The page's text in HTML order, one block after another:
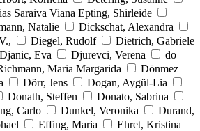
Saraiva Viana Epting, Shirleide
Natalie
Dickschat, Alexandra
Diegel, Rudolf
Dietrich, Gabriele
Djanic, Eva Djurevci, Verena
do
Maria Margarida
Dönmez
Dörr, Jens
Dogan, Aygül-Lia
Donath, Steffen
Donato, Sabrina
Carlo Dunkel, Veronika
Durand,
Effing, Maria
Ehret, Kristina